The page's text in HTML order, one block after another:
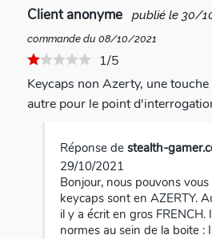
Client anonyme publié le 30/
commande du 08/10/2021
1/5
Keycaps non Azerty, une
autre pour le point
Réponse de stealth-
29/10/2021
Bonjour, nous pouvons
keycaps sont en AZERTY.
il y a écrit en gros FRENCH.
normes au sein de la boite :